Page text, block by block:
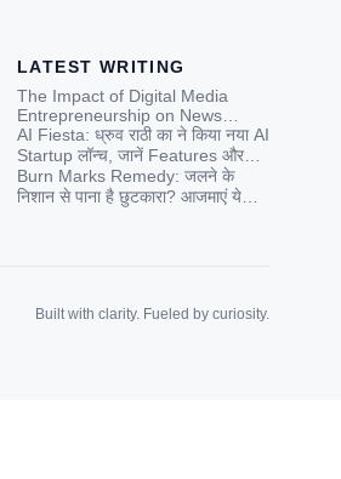
LATEST WRITING
The Impact of Digital Media
Entrepreneurship on News
Credibility in India: A
Contemporary Analysis
AI Fiesta: ध्रुव राठी का ने किया नया AI
Startup लॉन्च, जानें Features और
Price
Burn Marks Remedy: जलने के
निशान से पाना है छुटकारा? आजमाएं ये
Built with clarity. Fueled by curiosity.